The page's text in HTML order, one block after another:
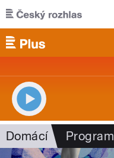
Přejít k hlavnímu obsahu
Domácí Program